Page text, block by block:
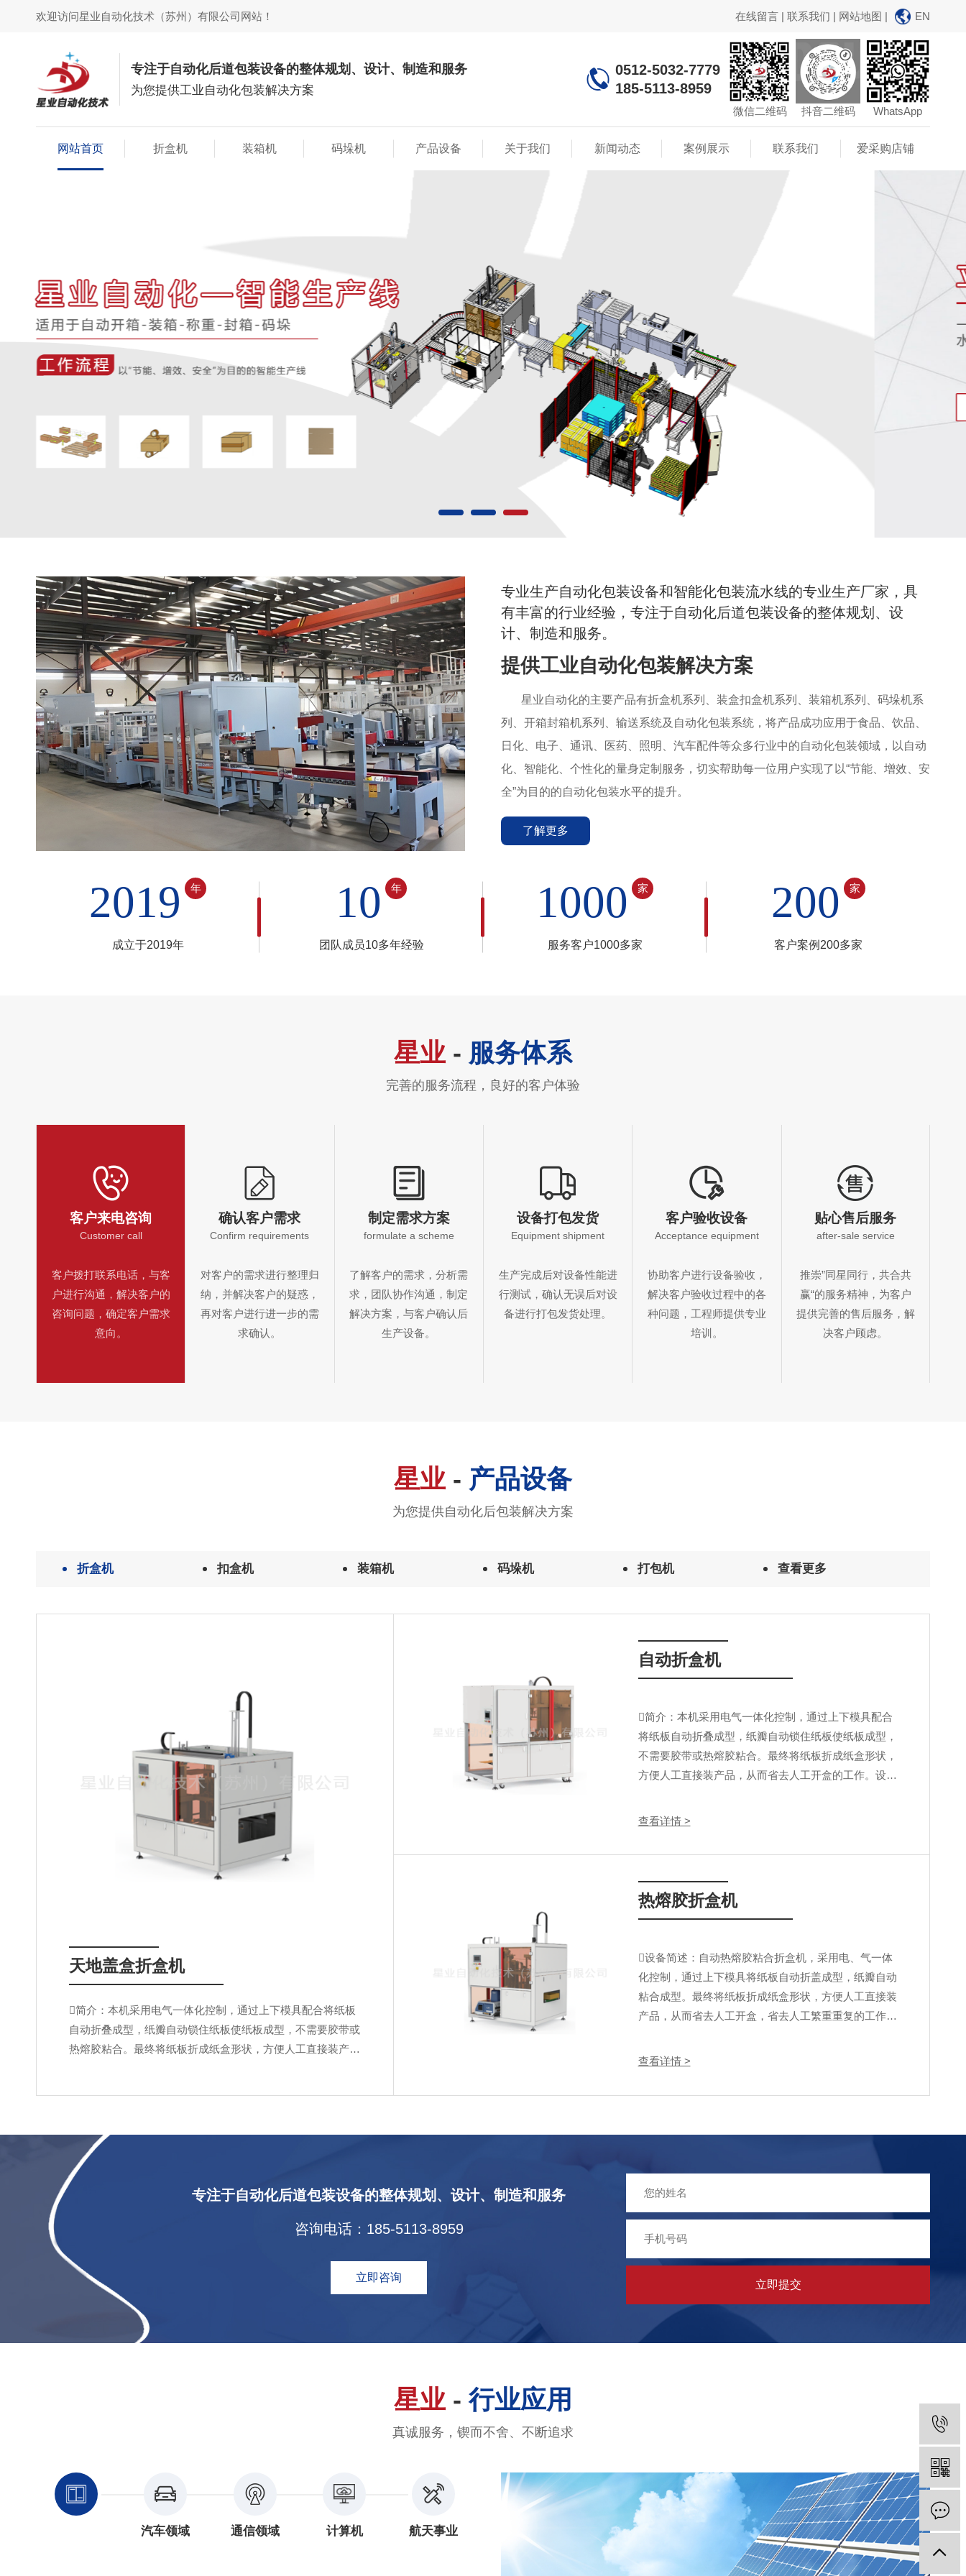
欢迎访问星业自动化技术（苏州）有限公司网站！ 在线留言 | 联系我们 | 网站地图 | EN
专注于自动化后道包装设备的整体规划、设计、制造和服务
为您提供工业自动化包装解决方案
0512-5032-7779
185-5113-8959
微信二维码 抖音二维码 WhatsApp
网站首页 折盒机 装箱机 码垛机 产品设备 关于我们 新闻动态 案例展示 联系我们 爱采购店铺
专业生产自动化包装设备和智能化包装流水线的专业生产厂家，具
有丰富的行业经验，专注于自动化后道包装设备的整体规划、设
计、制造和服务。
提供工业自动化包装解决方案
星业自动化的主要产品有折盒机系列、装盒扣盒机系列、装箱机系列、码垛机系
列、开箱封箱机系列、输送系统及自动化包装系统，将产品成功应用于食品、饮品、
日化、电子、通讯、医药、照明、汽车配件等众多行业中的自动化包装领域，以自动
化、智能化、个性化的量身定制服务，切实帮助每一位用户实现了以“节能、增效、安
全”为目的的自动化包装水平的提升。
了解更多
2019 年
成立于2019年
10 年
团队成员10多年经验
1000 家
服务客户1000多家
200 家
客户案例200多家
星业 - 服务体系
完善的服务流程，良好的客户体验
客户来电咨询
Customer call
客户拨打联系电话，与客
户进行沟通，解决客户的
咨询问题，确定客户需求
意向。
确认客户需求
Confirm requirements
对客户的需求进行整理归
纳，并解决客户的疑惑，
再对客户进行进一步的需
求确认。
制定需求方案
formulate a scheme
了解客户的需求，分析需
求，团队协作沟通，制定
解决方案，与客户确认后
生产设备。
设备打包发货
Equipment shipment
生产完成后对设备性能进
行测试，确认无误后对设
备进行打包发货处理。
客户验收设备
Acceptance equipment
协助客户进行设备验收，
解决客户验收过程中的各
种问题，工程师提供专业
培训。
贴心售后服务
after-sale service
推崇”同星同行，共合共
赢“的服务精神，为客户
提供完善的售后服务，解
决客户顾虑。
星业 - 产品设备
为您提供自动化后包装解决方案
折盒机 扣盒机 装箱机 码垛机 打包机 查看更多
天地盖盒折盒机
简介：本机采用电气一体化控制，通过上下模具配合将纸板
自动折叠成型，纸瓣自动锁住纸板使纸板成型，不需要胶带或
热熔胶粘合。最终将纸板折成纸盒形状，方便人工直接装产
自动折盒机
简介：本机采用电气一体化控制，通过上下模具配合
将纸板自动折叠成型，纸瓣自动锁住纸板使纸板成型，
不需要胶带或热熔胶粘合。最终将纸板折成纸盒形状，
方便人工直接装产品，从而省去人工开盒的工作。设备
用PLC+触摸屏控制，实时显示动作状况与报警信息
查看详情 >
热熔胶折盒机
设备简述：自动热熔胶粘合折盒机，采用电、气一体
化控制，通过上下模具将纸板自动折盖成型，纸瓣自动
粘合成型。最终将纸板折成纸盒形状，方便人工直接装
产品，从而省去人工开盒，省去人工繁重重复的工作。
调节升降料仓、伺服取料移载机构、热熔机及胶管喷头
查看详情 >
专注于自动化后道包装设备的整体规划、设计、制造和服务
咨询电话：185-5113-8959
立即咨询
星业 -行业应用
真诚服务，锲而不舍、不断追求
汽车领域 通信领域 计算机 航天事业